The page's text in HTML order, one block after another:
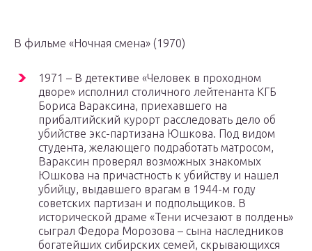
В фильме «Ночная смена» (1970)
1971 – В детективе «Человек в проходном
дворе» исполнил столичного лейтенанта КГБ
Бориса Вараксина, приехавшего на
прибалтийский курорт расследовать дело об
убийстве экс-партизана Юшкова. Под видом
студента, желающего подработать матросом,
Вараксин проверял возможных знакомых
Юшкова на причастность к убийству и нашел
убийцу, выдавшего врагам в 1944-м году
советских партизан и подпольщиков. В
исторической драме «Тени исчезают в полдень»
сыграл Федора Морозова – сына наследников
богатейших сибирских семей, скрывающихся